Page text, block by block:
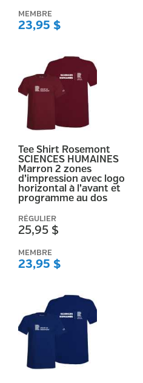
MEMBRE
23,95 $
Tee Shirt Rosemont
SCIENCES HUMAINES
Marron 2 zones
d’impression avec logo
horizontal à l’avant et
programme au dos
RÉGULIER
25,95 $
MEMBRE
23,95 $